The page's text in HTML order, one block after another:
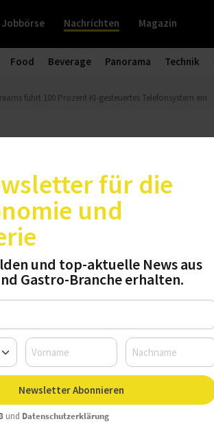
Jobbörse Nachrichten Magazin
Food Beverage Panorama Technik
führt 100 Prozent KI-gesteuertes Telefonsystem ein
führt 100
ist der wohlklingende Name
deutliche Entlastung der
in diesem Jahr
22.05.2024, 07:41 Uhr, Autor:Christine
für die
und
und top-aktuelle News aus
Gastro-Branche erhalten.
Newsletter Abonnieren
und Datenschutzerklärung